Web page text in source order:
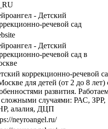
- Детский
речевой сад
- Детский
речевой сад в
коррекционно-речевой
для детей (от 2 до 8 лет)
развития.
сложными случаями: РАС, ЗРР,
алалия, ДЦП
neyroangel.ru/